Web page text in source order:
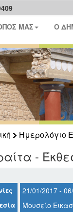
ΜΑΣ Ο
Ημερολόγιο
-
21/01/2017 -
Μουσείο